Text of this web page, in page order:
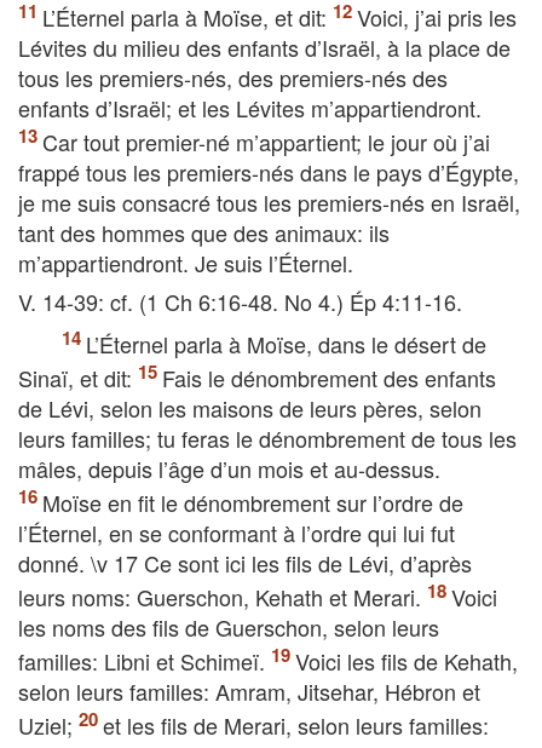
L’Éternel parla à Moïse, et dit:
Voici, j’ai pris les
Lévites du milieu des enfants d’Israël, à la place de
tous les premiers-nés, des premiers-nés des
enfants d’Israël; et les Lévites m’appartiendront.
Car tout premier-né m’appartient; le jour où j’ai
frappé tous les premiers-nés dans le pays d’Égypte,
je me suis consacré tous les premiers-nés en Israël,
tant des hommes que des animaux: ils
m’appartiendront. Je suis l’Éternel.
V. 14-39: cf. (1 Ch 6:16-48. No 4.) Ép 4:11-16.
L’Éternel parla à Moïse, dans le désert de
Sinaï, et dit:
Fais le dénombrement des enfants
de Lévi, selon les maisons de leurs pères, selon
leurs familles; tu feras le dénombrement de tous les
mâles, depuis l’âge d’un mois et au-dessus.
Moïse en fit le dénombrement sur l’ordre de
l’Éternel, en se conformant à l’ordre qui lui fut
donné. \v 17 Ce sont ici les fils de Lévi, d’après
leurs noms: Guerschon, Kehath et Merari.
Voici
les noms des fils de Guerschon, selon leurs
familles: Libni et Schimeï.
Voici les fils de Kehath,
selon leurs familles: Amram, Jitsehar, Hébron et
Uziel;
et les fils de Merari, selon leurs familles: